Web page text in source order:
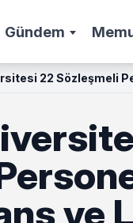
Gündem
22 Sözleşmeli
ve